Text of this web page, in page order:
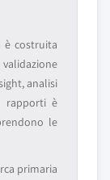
è costruita
analisi
rapporti è
le
primaria